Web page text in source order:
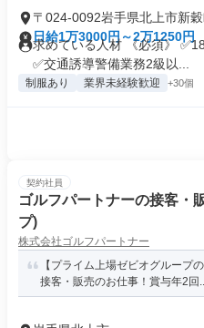
〒024-0092岩手県北上市新
日給1万3000円～2万1250円
求めている人材 《必須》
✅交通誘導警備業務2級以...
制服あり 業界未経験歓迎 +30個
契約社員
ゴルフパートナーの接客・
プ)
株式会社ゴルフパートナー
【プライム上場ゼビオグループ
接客・販売のお仕事！賞与年2回